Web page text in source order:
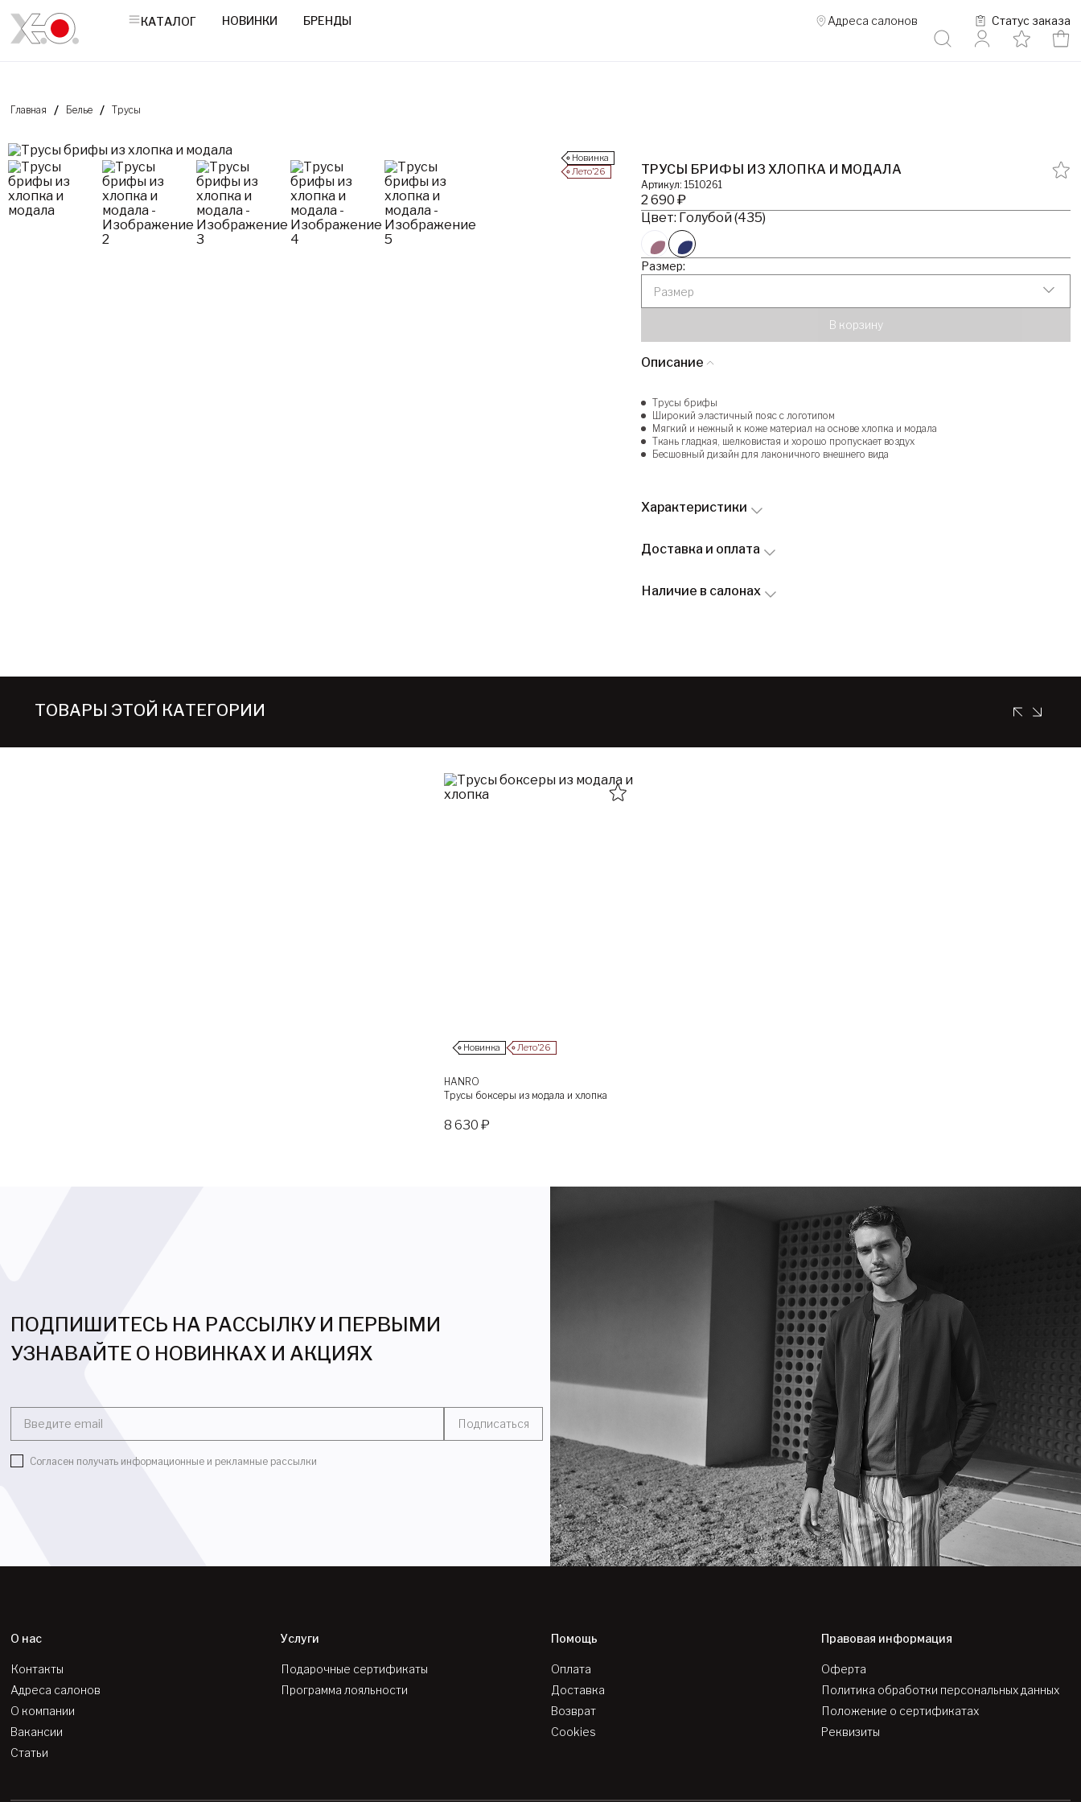
КАТАЛОГ НОВИНКИ БРЕНДЫ Адреса салонов Статус заказа
Главная Белье Трусы
Новинка
Лето’26
ТРУСЫ БРИФЫ ИЗ ХЛОПКА И МОДАЛА
Артикул: 1510261
2 690 ₽
Цвет: Голубой (435)
Размер:
Размер
В корзину
Описание
Трусы брифы
Широкий эластичный пояс с логотипом
Мягкий и нежный к коже материал на основе хлопка и модала
Ткань гладкая, шелковистая и хорошо пропускает воздух
Бесшовный дизайн для лаконичного внешнего вида
Характеристики
Доставка и оплата
Наличие в салонах
ТОВАРЫ ЭТОЙ КАТЕГОРИИ
Новинка Лето’26
HANRO
Трусы боксеры из модала и хлопка
8 630 ₽
ПОДПИШИТЕСЬ НА РАССЫЛКУ И ПЕРВЫМИ
УЗНАВАЙТЕ О НОВИНКАХ И АКЦИЯХ
Введите email Подписаться
Согласен получать информационные и рекламные рассылки
О нас
Контакты
Адреса салонов
О компании
Вакансии
Статьи
Услуги
Подарочные сертификаты
Программа лояльности
Помощь
Оплата
Доставка
Возврат
Cookies
Правовая информация
Оферта
Политика обработки персональных данных
Положение о сертификатах
Реквизиты